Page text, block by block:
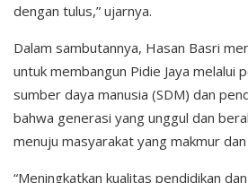
dengan tulus,” ujarnya.
Dalam sambutannya, Hasan Basri
untuk membangun Pidie Jaya melalui
sumber daya manusia (SDM) dan
bahwa generasi yang unggul dan
menuju masyarakat yang makmur
“Meningkatkan kualitas pendidikan